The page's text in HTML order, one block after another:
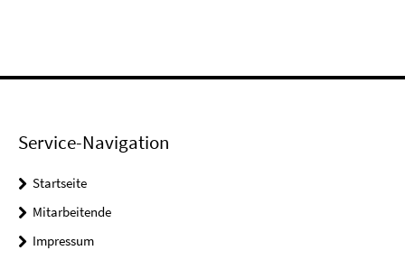
Service-Navigation
Startseite
Mitarbeitende
Impressum